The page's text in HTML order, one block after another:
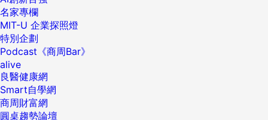
名家專欄
MIT-U 企業探照燈
特別企劃
Podcast《商周Bar》
alive
良醫健康網
Smart自學網
商周財富網
圓桌趨勢論壇